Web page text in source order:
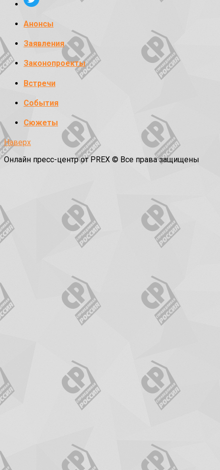
Анонсы
Заявления
Законопроекты
Встречи
События
Сюжеты
Наверх
Онлайн пресс-центр от PREX © Все права защищены